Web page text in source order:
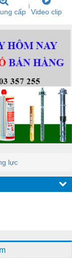
cấp Video clip
lực